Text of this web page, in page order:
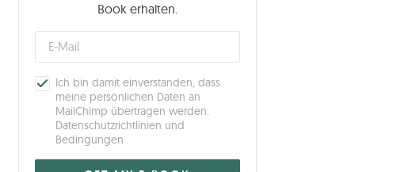
Book erhalten.
Ich bin damit einverstanden, dass
meine persönlichen Daten an
MailChimp übertragen werden.
Datenschutzrichtlinien und
Bedingungen